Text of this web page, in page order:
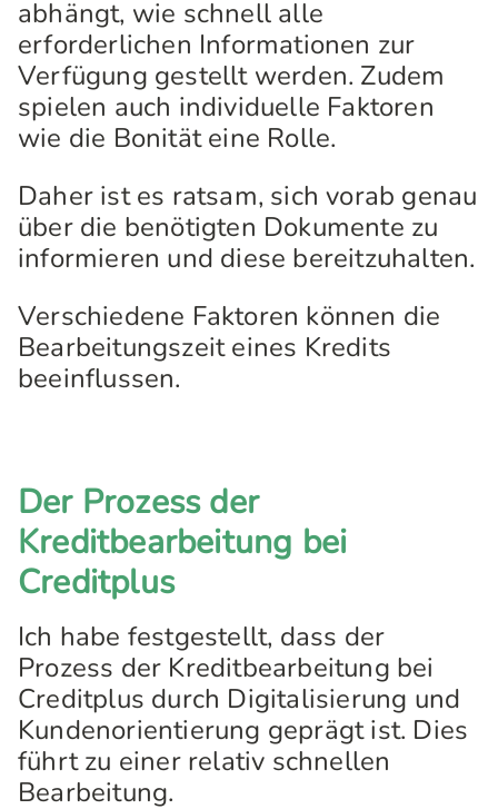
abhängt, wie schnell alle
erforderlichen Informationen zur
Verfügung gestellt werden. Zudem
spielen auch individuelle Faktoren
wie die Bonität eine Rolle.
Daher ist es ratsam, sich vorab genau
über die benötigten Dokumente zu
informieren und diese bereitzuhalten.
Verschiedene Faktoren können die
Bearbeitungszeit eines Kredits
beeinflussen.
Der Prozess der
Kreditbearbeitung bei
Creditplus
Ich habe festgestellt, dass der
Prozess der Kreditbearbeitung bei
Creditplus durch Digitalisierung und
Kundenorientierung geprägt ist. Dies
führt zu einer relativ schnellen
Bearbeitung.